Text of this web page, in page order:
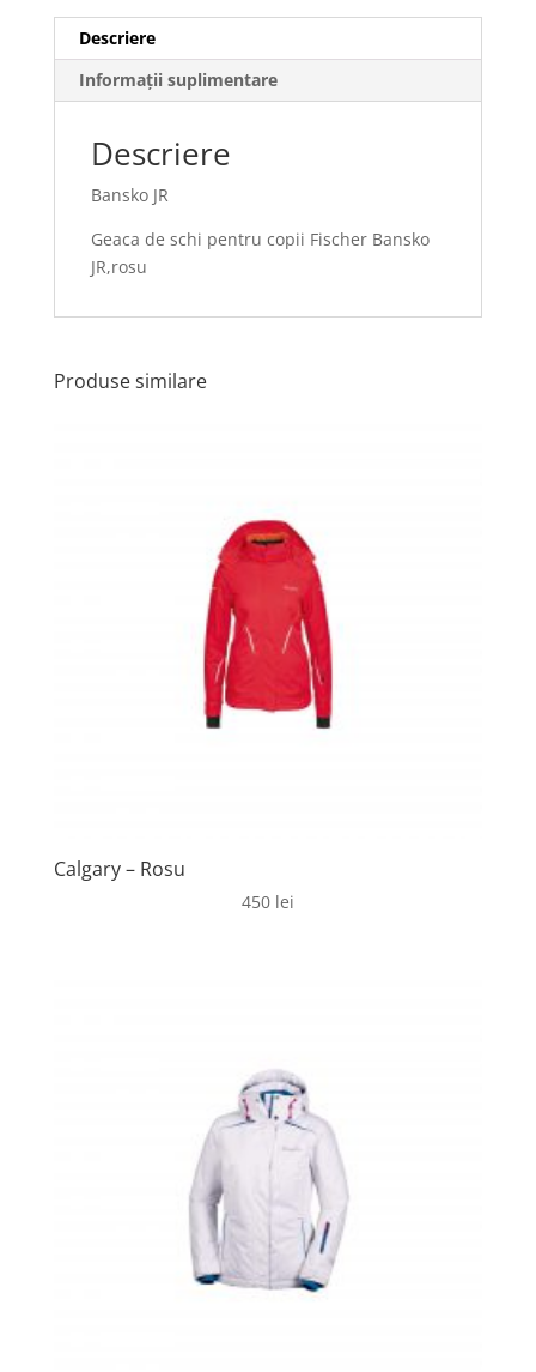
Descriere
Informații suplimentare
Descriere
Bansko JR
Geaca de schi pentru copii Fischer Bansko
JR,rosu
Produse similare
Calgary – Rosu
450 lei